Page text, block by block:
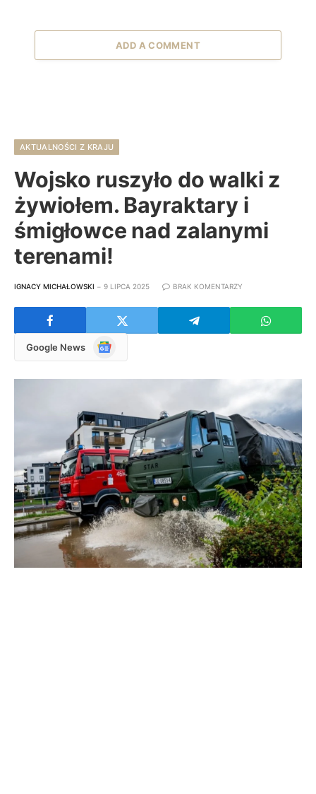
ADD A COMMENT
AKTUALNOŚCI Z KRAJU
Wojsko ruszyło do walki z
żywiołem. Bayraktary i
śmigłowce nad zalanymi
terenami!
IGNACY MICHAŁOWSKI 9 LIPCA 2025 BRAK KOMENTARZY
Google News
Google